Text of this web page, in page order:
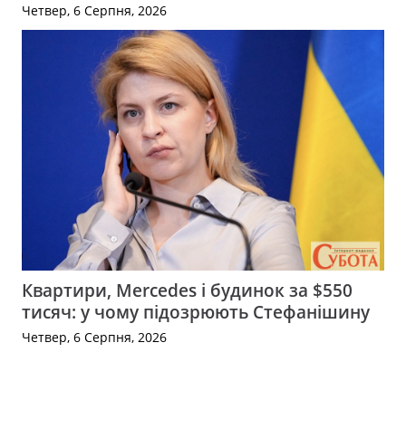
Четвер, 6 Серпня, 2026
Квартири, Mercedes і будинок за $550
тисяч: у чому підозрюють Стефанішину
Четвер, 6 Серпня, 2026